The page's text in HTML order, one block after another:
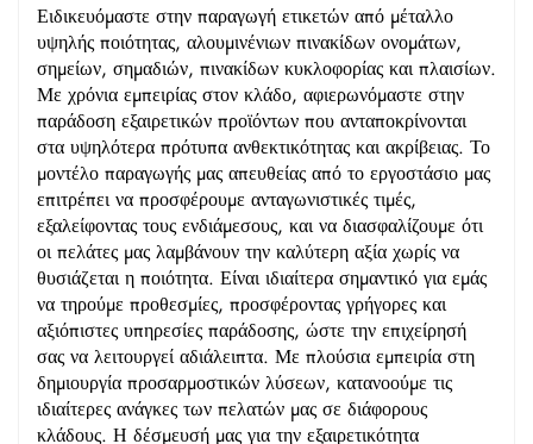
Ειδικευόμαστε στην παραγωγή ετικετών από μέταλλο
υψηλής ποιότητας, αλουμινένιων πινακίδων ονομάτων,
σημείων, σημαδιών, πινακίδων κυκλοφορίας και πλαισίων.
Με χρόνια εμπειρίας στον κλάδο, αφιερωνόμαστε στην
παράδοση εξαιρετικών προϊόντων που ανταποκρίνονται
στα υψηλότερα πρότυπα ανθεκτικότητας και ακρίβειας. Το
μοντέλο παραγωγής μας απευθείας από το εργοστάσιο μας
επιτρέπει να προσφέρουμε ανταγωνιστικές τιμές,
εξαλείφοντας τους ενδιάμεσους, και να διασφαλίζουμε ότι
οι πελάτες μας λαμβάνουν την καλύτερη αξία χωρίς να
θυσιάζεται η ποιότητα. Είναι ιδιαίτερα σημαντικό για εμάς
να τηρούμε προθεσμίες, προσφέροντας γρήγορες και
αξιόπιστες υπηρεσίες παράδοσης, ώστε την επιχείρησή
σας να λειτουργεί αδιάλειπτα. Με πλούσια εμπειρία στη
δημιουργία προσαρμοστικών λύσεων, κατανοούμε τις
ιδιαίτερες ανάγκες των πελατών μας σε διάφορους
κλάδους. Η δέσμευσή μας για την εξαιρετικότητα